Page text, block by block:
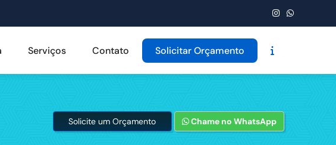
Serviços Contato Solicitar Orçamento
Solicite um Orçamento Chame no WhatsApp